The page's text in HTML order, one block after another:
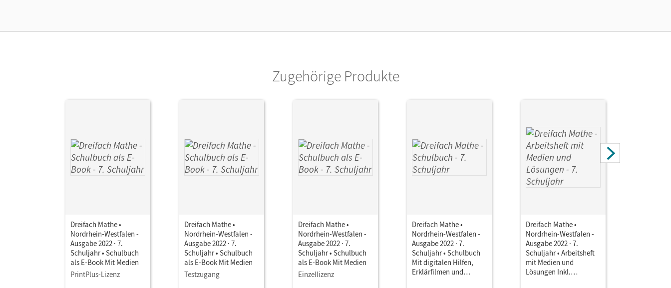
Zugehörige Produkte
Dreifach Mathe •
Nordrhein-Westfalen -
Ausgabe 2022 · 7.
Schuljahr • Schulbuch
als E-Book Mit Medien
PrintPlus-Lizenz
Dreifach Mathe •
Nordrhein-Westfalen -
Ausgabe 2022 · 7.
Schuljahr • Schulbuch
als E-Book Mit Medien
Testzugang
Dreifach Mathe •
Nordrhein-Westfalen -
Ausgabe 2022 · 7.
Schuljahr • Schulbuch
als E-Book Mit Medien
Einzellizenz
Dreifach Mathe •
Nordrhein-Westfalen -
Ausgabe 2022 · 7.
Schuljahr • Schulbuch
Mit digitalen Hilfen,
Erklärfilmen und
Dreifach Mathe •
Nordrhein-Westfalen -
Ausgabe 2022 · 7.
Schuljahr • Arbeitsheft
mit Medien und
Lösungen Inkl.